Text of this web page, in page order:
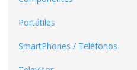
Portátiles
SmartPhones / Teléfonos